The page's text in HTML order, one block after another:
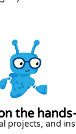
the
projects, and